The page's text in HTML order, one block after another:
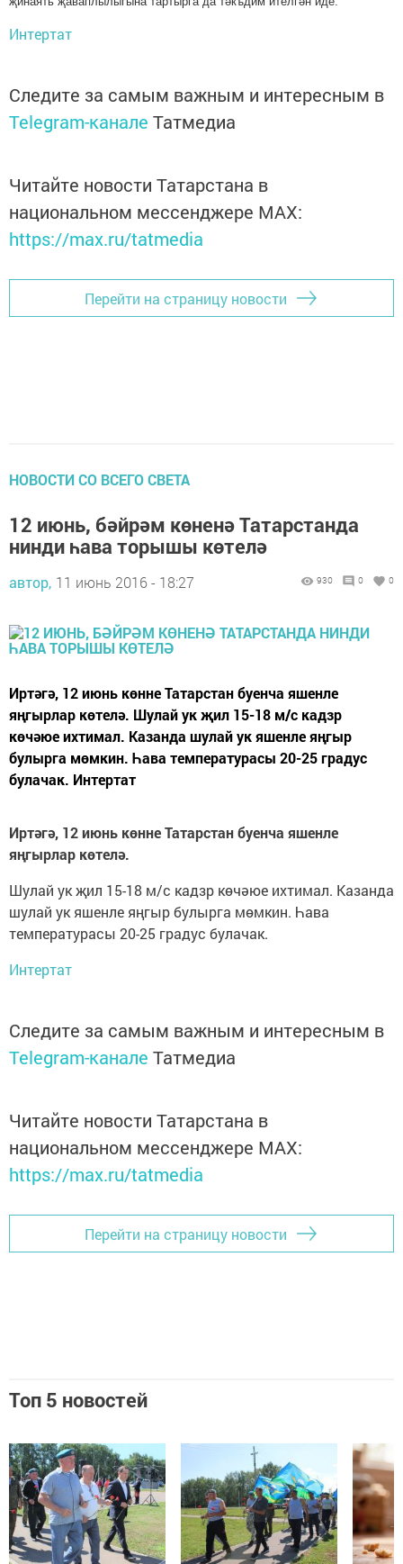
Интертат
Следите за самым важным и интересным в
Telegram-канале Татмедиа
Читайте новости Татарстана в
национальном мессенджере MАХ:
https://max.ru/tatmedia
Перейти на страницу новости
НОВОСТИ СО ВСЕГО СВЕТА
12 июнь, бәйрәм көненә Татарстанда
нинди һава торышы көтелә
автор, 11 июнь 2016 - 18:27 930 0 0
Иртәгә, 12 июнь көнне Татарстан буенча яшенле
яңгырлар көтелә. Шулай ук җил 15-18 м/с кадзр
көчәюе ихтимал. Казанда шулай ук яшенле яңгыр
булырга мөмкин. Һава температурасы 20-25 градус
булачак. Интертат
Иртәгә, 12 июнь көнне Татарстан буенча яшенле
яңгырлар көтелә.
Шулай ук җил 15-18 м/с кадзр көчәюе ихтимал. Казанда
шулай ук яшенле яңгыр булырга мөмкин. Һава
температурасы 20-25 градус булачак.
Интертат
Следите за самым важным и интересным в
Telegram-канале Татмедиа
Читайте новости Татарстана в
национальном мессенджере MАХ:
https://max.ru/tatmedia
Перейти на страницу новости
Топ 5 новостей